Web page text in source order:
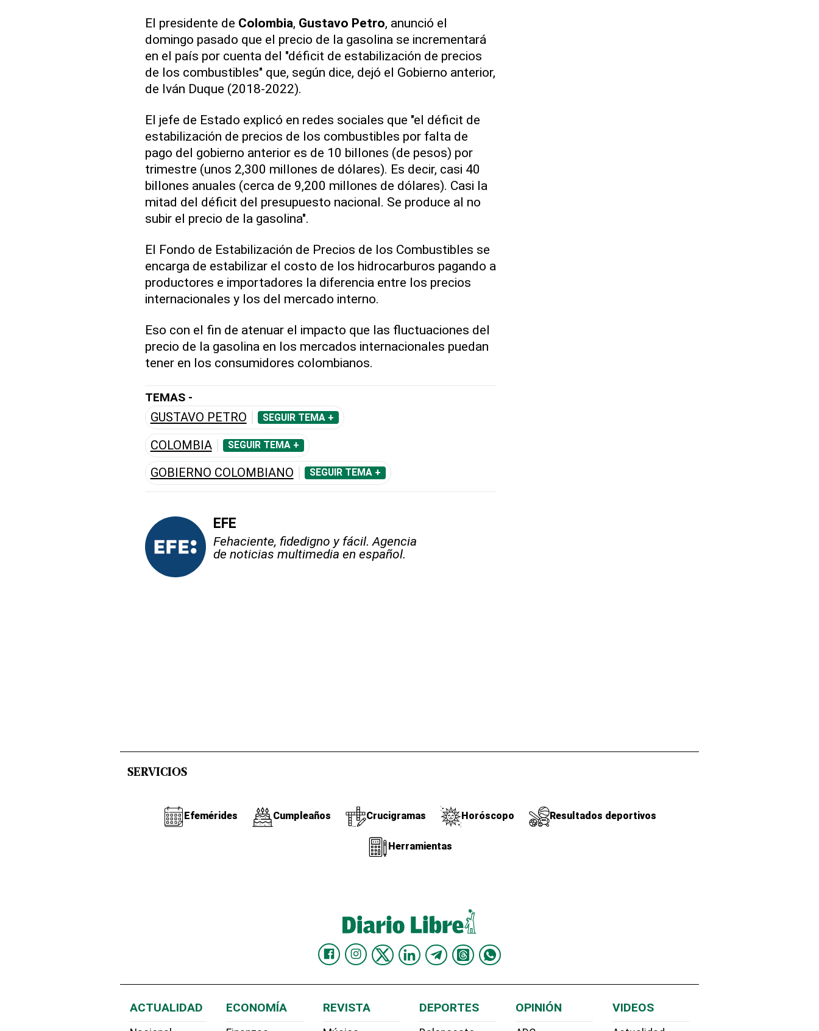
El presidente de Colombia, Gustavo Petro, anunció el
domingo pasado que el precio de la gasolina se incrementará
en el país por cuenta del "déficit de estabilización de precios
de los combustibles" que, según dice, dejó el Gobierno anterior,
de Iván Duque (2018-2022).
El jefe de Estado explicó en redes sociales que "el déficit de
estabilización de precios de los combustibles por falta de
pago del gobierno anterior es de 10 billones (de pesos) por
trimestre (unos 2,300 millones de dólares). Es decir, casi 40
billones anuales (cerca de 9,200 millones de dólares). Casi la
mitad del déficit del presupuesto nacional. Se produce al no
subir el precio de la gasolina".
El Fondo de Estabilización de Precios de los Combustibles se
encarga de estabilizar el costo de los hidrocarburos pagando a
productores e importadores la diferencia entre los precios
internacionales y los del mercado interno.
Eso con el fin de atenuar el impacto que las fluctuaciones del
precio de la gasolina en los mercados internacionales puedan
tener en los consumidores colombianos.
TEMAS -
GUSTAVO PETRO SEGUIR TEMA +
COLOMBIA SEGUIR TEMA +
GOBIERNO COLOMBIANO SEGUIR TEMA +
EFE
Fehaciente, fidedigno y fácil. Agencia
de noticias multimedia en español.
SERVICIOS
Efemérides Cumpleaños Crucigramas Horóscopo Resultados deportivos
Herramientas
ACTUALIDAD ECONOMÍA REVISTA DEPORTES OPINIÓN VIDEOS